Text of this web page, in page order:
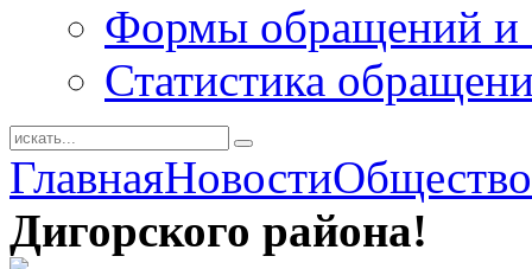
Формы обращений и
Статистика
ГлавнаяНовостиОбщество
Дигорского района!